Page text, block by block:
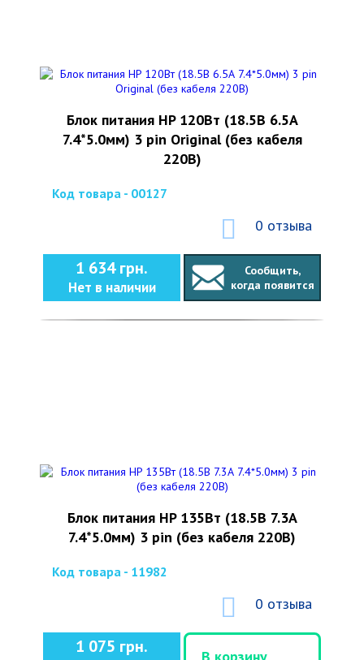
Блок питания HP 120Вт (18.5В 6.5А
7.4*5.0мм) 3 pin Original (без кабеля
220В)
Код товара - 00127
0 отзыва
1 634 грн.
Нет в наличии
Сообщить,
когда появится
Блок питания HP 135Вт (18.5В 7.3А
7.4*5.0мм) 3 pin (без кабеля 220В)
Код товара - 11982
0 отзыва
1 075 грн. В корзину